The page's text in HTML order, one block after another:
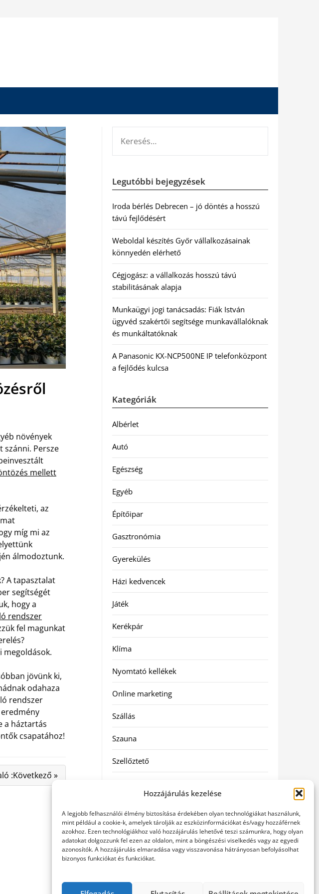
Hozzájárulás kezelése
A legjobb felhasználói élmény biztosítása érdekében olyan technológiákat használunk,
mint például a cookie-k, amelyek tárolják az eszközinformációkat és/vagy hozzáférnek
azokhoz. Ezen technológiákhoz való hozzájárulás lehetővé teszi számunkra, hogy olyan
adatokat dolgozzunk fel ezen az oldalon, mint a böngészési viselkedés vagy az egyedi
azonosítók. A hozzájárulás elmaradása vagy visszavonása hátrányosan befolyásolhat
bizonyos funkciókat és funkciókat.
növények
szánni. Persze
mellett
az
míg mi az
álmodoztunk.
A tapasztalat
segítségét
hogy a
rendszer
fel magunkat
megoldások.
jövünk ki,
odahaza
rendszer
a háztartás
csapatához!
:Következő »
Legutóbbi bejegyzések
Iroda bérlés Debrecen – jó döntés a hosszú
távú fejlődésért
Weboldal készítés Győr vállalkozásainak
könnyedén elérhető
Cégjogász: a vállalkozás hosszú távú
stabilitásának alapja
Munkaügyi jogi tanácsadás: Fiák István
ügyvéd szakértői segítsége munkavállalóknak
és munkáltatóknak
A Panasonic KX-NCP500NE IP telefonközpont
a fejlődés kulcsa
Kategóriák
Albérlet
Autó
Egészség
Egyéb
Építőipar
Gasztronómia
Gyerekülés
Házi kedvencek
Játék
Kerékpár
Klíma
Nyomtató kellékek
Online marketing
Szállás
Szauna
Szellőztető
Utazás
Vásárlás